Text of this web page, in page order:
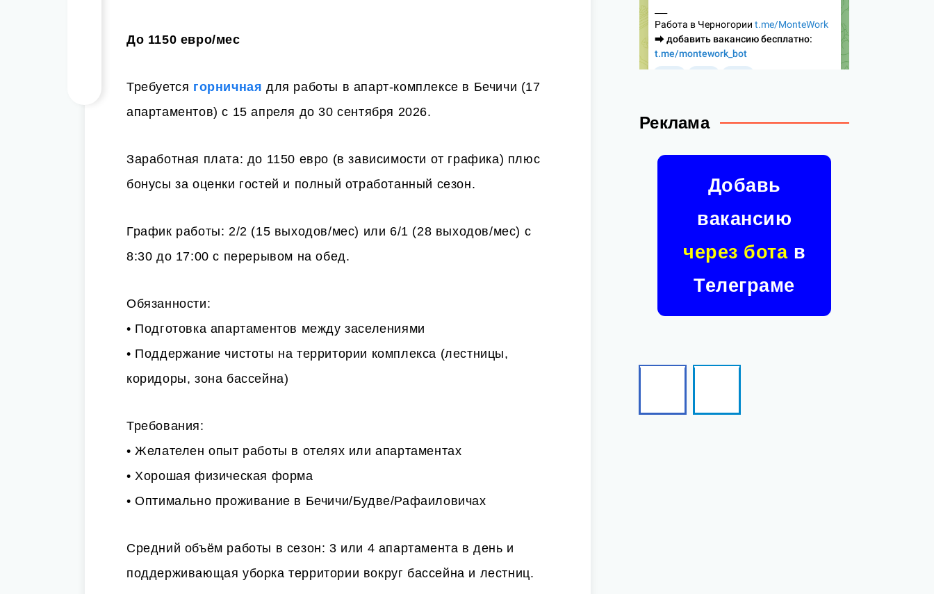
До 1150 евро/мес
Требуется горничная для работы в апарт-комплексе в Бечичи (17
апартаментов) с 15 апреля до 30 сентября 2026.
Заработная плата: до 1150 евро (в зависимости от графика) плюс
бонусы за оценки гостей и полный отработанный сезон.
График работы: 2/2 (15 выходов/мес) или 6/1 (28 выходов/мес) с
8:30 до 17:00 с перерывом на обед.
Обязанности:
• Подготовка апартаментов между заселениями
• Поддержание чистоты на территории комплекса (лестницы,
коридоры, зона бассейна)
Требования:
• Желателен опыт работы в отелях или апартаментах
• Хорошая физическая форма
• Оптимально проживание в Бечичи/Будве/Рафаиловичах
Средний объём работы в сезон: 3 или 4 апартамента в день и
поддерживающая уборка территории вокруг бассейна и лестниц.
Реклама
Добавь
вакансию
через ботав
Телеграме